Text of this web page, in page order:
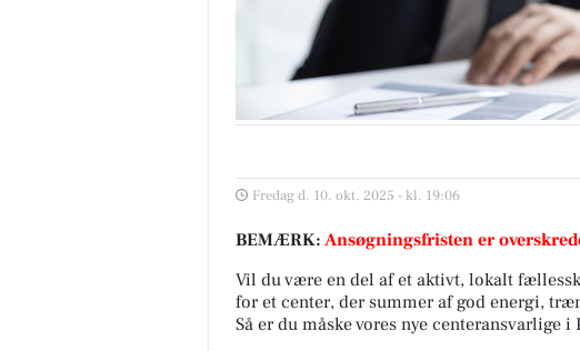
Fredag d. 10. okt. 2025 - kl. 19:06
BEMÆRK: Ansøgningsfristen er
Vil du være en del af et aktivt, lokalt
for et center, der summer af god energi,
Så er du måske vores nye centeransvarlige i